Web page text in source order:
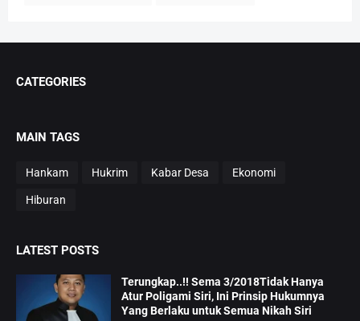
CATEGORIES
MAIN TAGS
Hankam Hukrim Kabar Desa Ekonomi
Hiburan
LATEST POSTS
Terungkap..!! Sema 3/2018Tidak Hanya
Atur Poligami Siri, Ini Prinsip Hukumnya
Yang Berlaku untuk Semua Nikah Siri